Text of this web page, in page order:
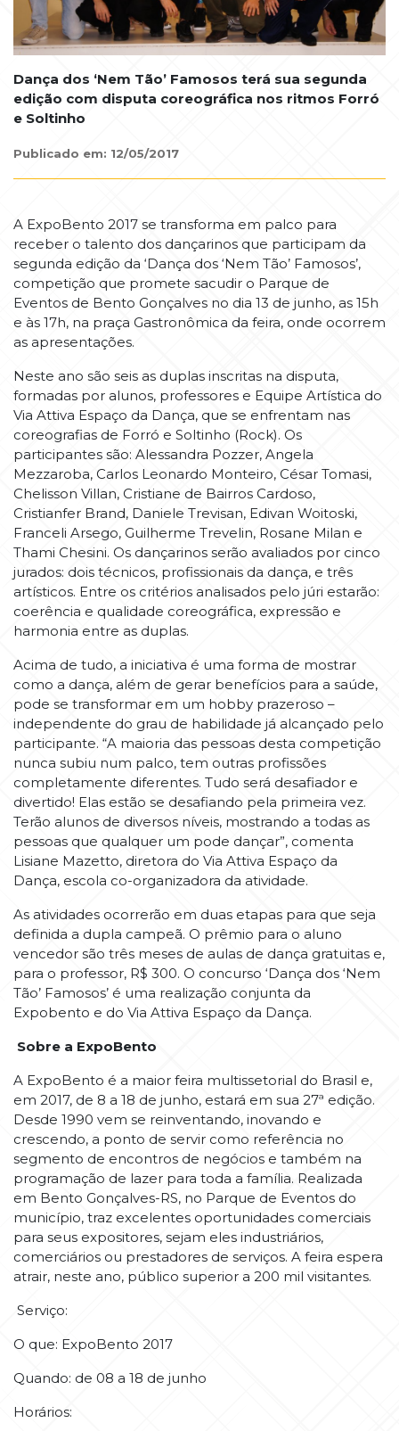
Dança dos ‘Nem Tão’ Famosos terá sua segunda
edição com disputa coreográfica nos ritmos Forró
e Soltinho
Publicado em: 12/05/2017
A ExpoBento 2017 se transforma em palco para
receber o talento dos dançarinos que participam da
segunda edição da ‘Dança dos ‘Nem Tão’ Famosos’,
competição que promete sacudir o Parque de
Eventos de Bento Gonçalves no dia 13 de junho, as 15h
e às 17h, na praça Gastronômica da feira, onde ocorrem
as apresentações.
Neste ano são seis as duplas inscritas na disputa,
formadas por alunos, professores e Equipe Artística do
Via Attiva Espaço da Dança, que se enfrentam nas
coreografias de Forró e Soltinho (Rock). Os
participantes são: Alessandra Pozzer, Angela
Mezzaroba, Carlos Leonardo Monteiro, César Tomasi,
Chelisson Villan, Cristiane de Bairros Cardoso,
Cristianfer Brand, Daniele Trevisan, Edivan Woitoski,
Franceli Arsego, Guilherme Trevelin, Rosane Milan e
Thami Chesini. Os dançarinos serão avaliados por cinco
jurados: dois técnicos, profissionais da dança, e três
artísticos. Entre os critérios analisados pelo júri estarão:
coerência e qualidade coreográfica, expressão e
harmonia entre as duplas.
Acima de tudo, a iniciativa é uma forma de mostrar
como a dança, além de gerar benefícios para a saúde,
pode se transformar em um hobby prazeroso –
independente do grau de habilidade já alcançado pelo
participante. “A maioria das pessoas desta competição
nunca subiu num palco, tem outras profissões
completamente diferentes. Tudo será desafiador e
divertido! Elas estão se desafiando pela primeira vez.
Terão alunos de diversos níveis, mostrando a todas as
pessoas que qualquer um pode dançar”, comenta
Lisiane Mazetto, diretora do Via Attiva Espaço da
Dança, escola co-organizadora da atividade.
As atividades ocorrerão em duas etapas para que seja
definida a dupla campeã. O prêmio para o aluno
vencedor são três meses de aulas de dança gratuitas e,
para o professor, R$ 300. O concurso ‘Dança dos ‘Nem
Tão’ Famosos’ é uma realização conjunta da
Expobento e do Via Attiva Espaço da Dança.
Sobre a ExpoBento
A ExpoBento é a maior feira multissetorial do Brasil e,
em 2017, de 8 a 18 de junho, estará em sua 27ª edição.
Desde 1990 vem se reinventando, inovando e
crescendo, a ponto de servir como referência no
segmento de encontros de negócios e também na
programação de lazer para toda a família. Realizada
em Bento Gonçalves-RS, no Parque de Eventos do
município, traz excelentes oportunidades comerciais
para seus expositores, sejam eles industriários,
comerciários ou prestadores de serviços. A feira espera
atrair, neste ano, público superior a 200 mil visitantes.
Serviço:
O que: ExpoBento 2017
Quando: de 08 a 18 de junho
Horários: